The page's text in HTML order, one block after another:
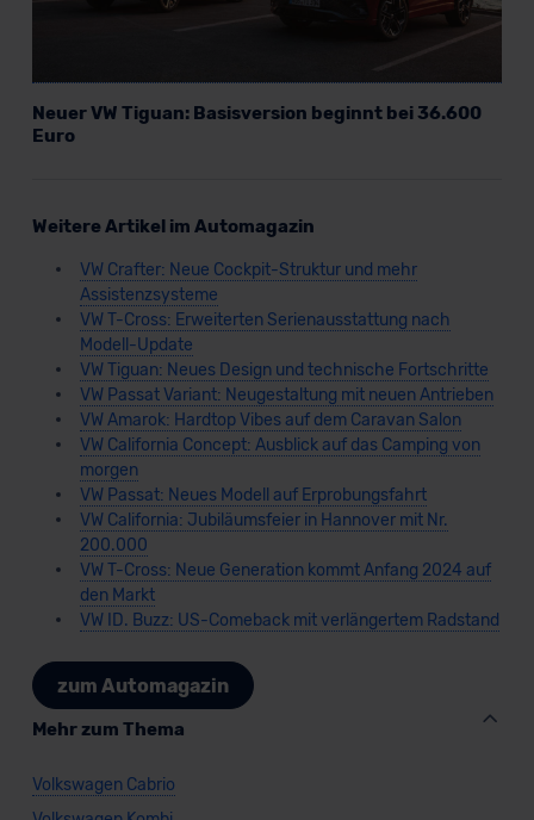
Neuer VW Tiguan: Basisversion beginnt bei 36.600
Euro
Weitere Artikel im Automagazin
VW Crafter: Neue Cockpit-Struktur und mehr
Assistenzsysteme
VW T-Cross: Erweiterten Serienausstattung nach
Modell-Update
VW Tiguan: Neues Design und technische Fortschritte
VW Passat Variant: Neugestaltung mit neuen Antrieben
VW Amarok: Hardtop Vibes auf dem Caravan Salon
VW California Concept: Ausblick auf das Camping von
morgen
VW Passat: Neues Modell auf Erprobungsfahrt
VW California: Jubiläumsfeier in Hannover mit Nr.
200.000
VW T-Cross: Neue Generation kommt Anfang 2024 auf
den Markt
VW ID. Buzz: US-Comeback mit verlängertem Radstand
zum Automagazin
Mehr zum Thema
Volkswagen Cabrio